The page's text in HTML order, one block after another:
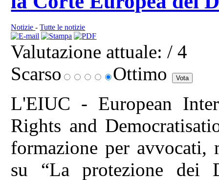
Notizie-Tutte le notizie
Valutazione attuale: / 4
Scarso
Ottimo
L'EIUC - European
Rights and
formazione per
su “La protezione dei